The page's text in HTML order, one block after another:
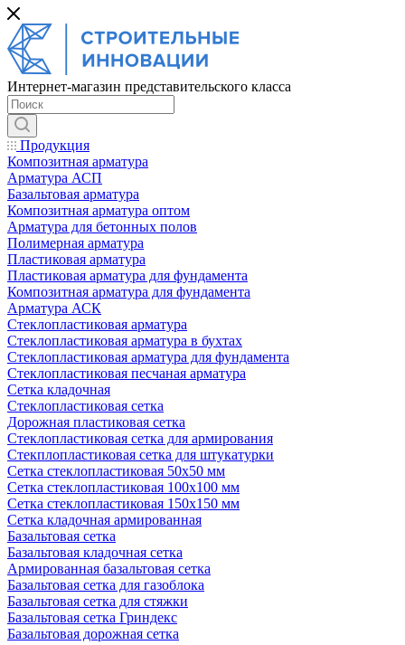
Интернет-магазин представительского класса
Продукция
Композитная арматура
Арматура АСП
Базальтовая арматура
Композитная арматура оптом
Арматура для бетонных полов
Полимерная арматура
Пластиковая арматура
Пластиковая арматура для фундамента
Композитная арматура для фундамента
Арматура АСК
Cтеклопластиковая арматура
Стеклопластиковая арматура в бухтах
Стеклопластиковая арматура для фундамента
Стеклопластиковая песчаная арматура
Сетка кладочная
Стеклопластиковая сетка
Дорожная пластиковая сетка
Стеклопластиковая сетка для армирования
Стекплопластиковая сетка для штукатурки
Сетка стеклопластиковая 50x50 мм
Сетка стеклопластиковая 100x100 мм
Сетка стеклопластиковая 150x150 мм
Сетка кладочная армированная
Базальтовая сетка
Базальтовая кладочная сетка
Армированная базальтовая сетка
Базальтовая сетка для газоблока
Базальтовая сетка для стяжки
Базальтовая сетка Гриндекс
Базальтовая дорожная сетка